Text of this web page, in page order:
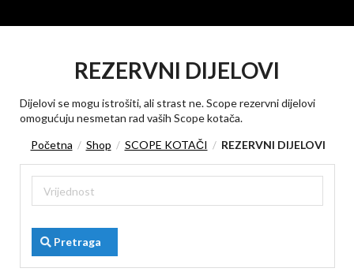
REZERVNI DIJELOVI
Dijelovi se mogu istrošiti, ali strast ne. Scope rezervni dijelovi
omogućuju nesmetan rad vaših Scope kotača.
Početna / Shop / SCOPE KOTAČI / REZERVNI DIJELOVI
Pretraga